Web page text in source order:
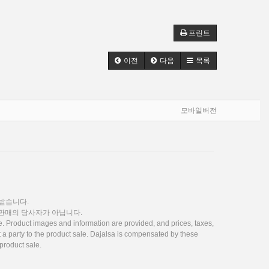
프린트
이전 다음 목록
모바일버전
습니다.
매의 당사자가 아닙니다.
images and information are provided, and prices, taxes,
party to the product sale. Dajalsa is compensated by these
sale.